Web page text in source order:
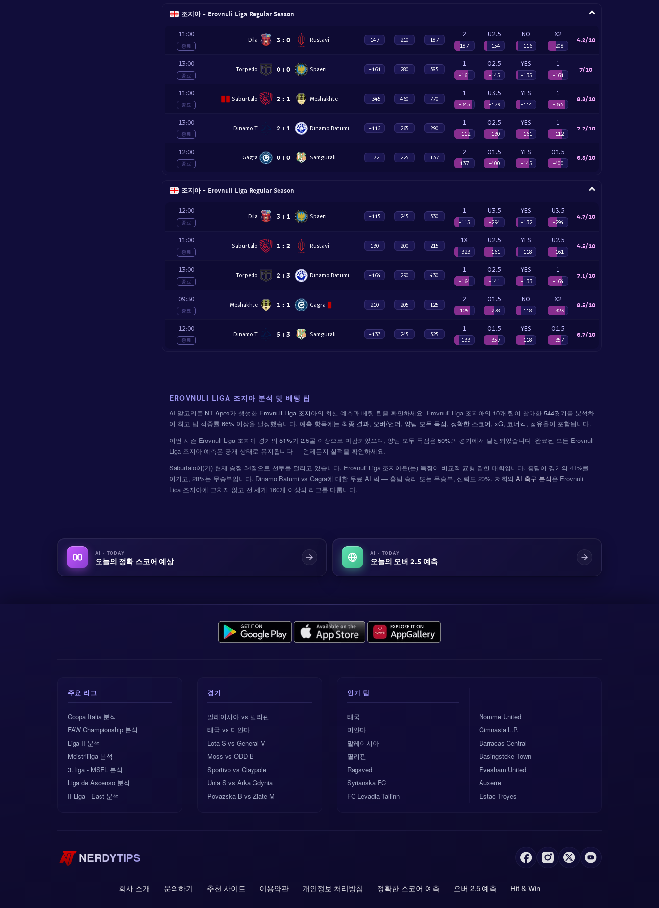
조지아 - Erovnuli Liga Regular Season
11:00
종료
Dila 3 : 0 Rustavi 147 210 187
2
187
U2.5
-154
NO
-116
X2
-208
4.2/10
13:00
종료
Torpedo 0 : 0 Spaeri -161 280 385
1
-161
O2.5
-145
YES
-135
1
-161
7/10
11:00
종료
Saburtalo 2 : 1 Meshakhte -345 460 770
1
-345
U3.5
-179
YES
-114
1
-345
8.8/10
13:00
종료
Dinamo T 2 : 1 Dinamo Batumi -112 265 290
1
-112
O2.5
-130
YES
-161
1
-112
7.2/10
12:00
종료
Gagra 0 : 0 Samgurali 172 225 137
2
137
O1.5
-400
YES
-145
O1.5
-400
6.8/10
조지아 - Erovnuli Liga Regular Season
12:00
종료
Dila 3 : 1 Spaeri -115 245 330
1
-115
U3.5
-294
YES
-132
U3.5
-294
4.7/10
11:00
종료
Saburtalo 1 : 2 Rustavi 130 200 215
1X
-323
U2.5
-161
YES
-118
U2.5
-161
4.5/10
13:00
종료
Torpedo 2 : 3 Dinamo Batumi -164 290 430
1
-164
O2.5
-141
YES
-133
1
-164
7.1/10
09:30
종료
Meshakhte 1 : 1 Gagra 210 205 125
2
125
O1.5
-278
NO
-118
X2
-323
8.5/10
12:00
종료
Dinamo T 5 : 3 Samgurali -133 245 325
1
-133
O1.5
-357
YES
-118
O1.5
-357
6.7/10
EROVNULI LIGA 조지아 분석 및 베팅 팁
AI 알고리즘 NT Apex가 생성한 Erovnuli Liga 조지아의 최신 예측과 베팅 팁을 확인하세요. Erovnuli Liga 조지아의 10개 팀이 참가한 544경기를 분석하
여 최고 팁 적중률 66% 이상을 달성했습니다. 예측 항목에는 최종 결과, 오버/언더, 양팀 모두 득점, 정확한 스코어, xG, 코너킥, 점유율이 포함됩니다.
이번 시즌 Erovnuli Liga 조지아 경기의 51%가 2.5골 이상으로 마감되었으며, 양팀 모두 득점은 50%의 경기에서 달성되었습니다. 완료된 모든 Erovnuli
Liga 조지아 예측은 공개 상태로 유지됩니다 — 언제든지 실적을 확인하세요.
Saburtalo이(가) 현재 승점 34점으로 선두를 달리고 있습니다. Erovnuli Liga 조지아은(는) 득점이 비교적 균형 잡힌 대회입니다. 홈팀이 경기의 41%를
이기고, 28%는 무승부입니다. Dinamo Batumi vs Gagra에 대한 무료 AI 픽 — 홈팀 승리 또는 무승부, 신뢰도 20%. 저희의 AI 축구 분석은 Erovnuli
Liga 조지아에 그치지 않고 전 세계 160개 이상의 리그를 다룹니다.
AI · TODAY
오늘의 정확 스코어 예상
AI · TODAY
오늘의 오버 2.5 예측
주요 리그
Coppa Italia 분석
FAW Championship 분석
Liga II 분석
Meistriliiga 분석
3. liga - MSFL 분석
Liga de Ascenso 분석
II Liga - East 분석
경기
말레이시아 vs 필리핀
태국 vs 미얀마
Lota S vs General V
Moss vs ODD B
Sportivo vs Claypole
Unia S vs Arka Gdynia
Povazska B vs Zlate M
인기 팀
태국
미얀마
말레이시아
필리핀
Ragsved
Syrianska FC
FC Levadia Tallinn
Nomme United
Gimnasia L.P.
Barracas Central
Basingstoke Town
Evesham United
Auxerre
Estac Troyes
NERDYTIPS
회사 소개 문의하기 추천 사이트 이용약관 개인정보 처리방침 정확한 스코어 예측 오버 2.5 예측 Hit & Win